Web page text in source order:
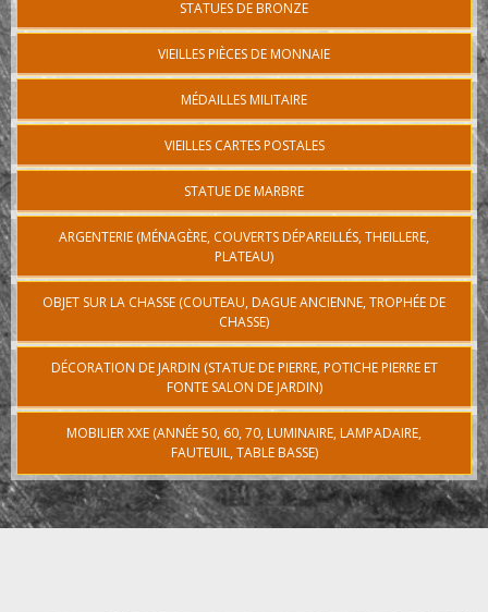
STATUES DE BRONZE
VIEILLES PIÈCES DE MONNAIE
MÉDAILLES MILITAIRE
VIEILLES CARTES POSTALES
STATUE DE MARBRE
ARGENTERIE (MÉNAGÈRE, COUVERTS DÉPAREILLÉS, THEILLERE,
PLATEAU)
OBJET SUR LA CHASSE (COUTEAU, DAGUE ANCIENNE, TROPHÉE DE
CHASSE)
DÉCORATION DE JARDIN (STATUE DE PIERRE, POTICHE PIERRE ET
FONTE SALON DE JARDIN)
MOBILIER XXE (ANNÉE 50, 60, 70, LUMINAIRE, LAMPADAIRE,
FAUTEUIL, TABLE BASSE)